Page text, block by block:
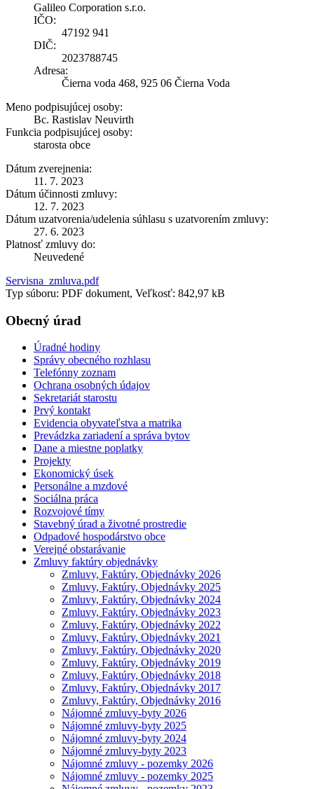
Galileo Corporation s.r.o.
IČO:
47192 941
DIČ:
2023788745
Adresa:
Čierna voda 468, 925 06 Čierna Voda
Meno podpisujúcej osoby:
Bc. Rastislav Neuvirth
Funkcia podpisujúcej osoby:
starosta obce
Dátum zverejnenia:
11. 7. 2023
Dátum účinnosti zmluvy:
12. 7. 2023
Dátum uzatvorenia/udelenia súhlasu s uzatvorením zmluvy:
27. 6. 2023
Platnosť zmluvy do:
Neuvedené
Servisna_zmluva.pdf
Typ súboru: PDF dokument, Veľkosť: 842,97 kB
Obecný úrad
Úradné hodiny
Správy obecného rozhlasu
Telefónny zoznam
Ochrana osobných údajov
Sekretariát starostu
Prvý kontakt
Evidencia obyvateľstva a matrika
Prevádzka zariadení a správa bytov
Dane a miestne poplatky
Projekty
Ekonomický úsek
Personálne a mzdové
Sociálna práca
Rozvojové tímy
Stavebný úrad a životné prostredie
Odpadové hospodárstvo obce
Verejné obstarávanie
Zmluvy faktúry objednávky
Zmluvy, Faktúry, Objednávky 2026
Zmluvy, Faktúry, Objednávky 2025
Zmluvy, Faktúry, Objednávky 2024
Zmluvy, Faktúry, Objednávky 2023
Zmluvy, Faktúry, Objednávky 2022
Zmluvy, Faktúry, Objednávky 2021
Zmluvy, Faktúry, Objednávky 2020
Zmluvy, Faktúry, Objednávky 2019
Zmluvy, Faktúry, Objednávky 2018
Zmluvy, Faktúry, Objednávky 2017
Zmluvy, Faktúry, Objednávky 2016
Nájomné zmluvy-byty 2026
Nájomné zmluvy-byty 2025
Nájomné zmluvy-byty 2024
Nájomné zmluvy-byty 2023
Nájomné zmluvy - pozemky 2026
Nájomné zmluvy - pozemky 2025